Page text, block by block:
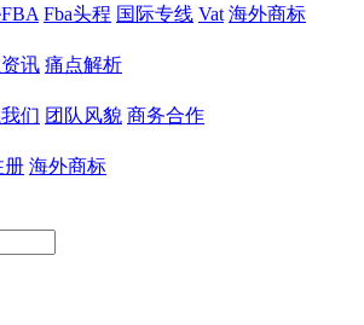
Fba头程 国际专线 Vat 海外商标
讯 痛点解析
们 团队风貌 商务合作
册 海外商标